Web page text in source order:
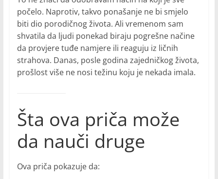
počelo. Naprotiv, takvo ponašanje ne bi smjelo
biti dio porodičnog života. Ali vremenom sam
shvatila da ljudi ponekad biraju pogrešne načine
da provjere tuđe namjere ili reaguju iz ličnih
strahova. Danas, posle godina zajedničkog života,
prošlost više ne nosi težinu koju je nekada imala.
Šta ova priča može
da nauči druge
Ova priča pokazuje da: